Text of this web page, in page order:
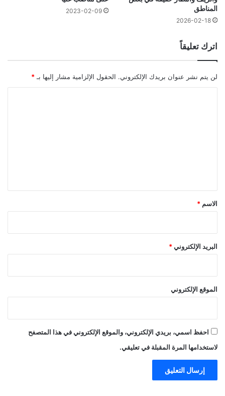
المناطق
2026-02-18
2023-02-09
اترك تعليقاً
لن يتم نشر عنوان بريدك الإلكتروني. الحقول الإلزامية مشار إليها بـ *
*
الاسم *
البريد الإلكتروني *
الموقع الإلكتروني
احفظ اسمي، بريدي الإلكتروني، والموقع الإلكتروني في هذا المتصفح
لاستخدامها المرة المقبلة في تعليقي.